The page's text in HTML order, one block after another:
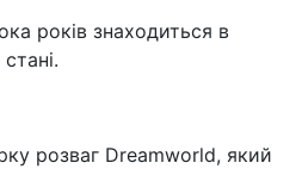
років знаходиться в
розваг Dreamworld, який